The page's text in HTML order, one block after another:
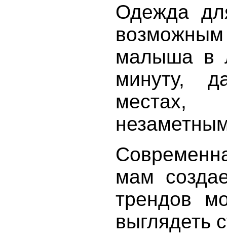
Одежда
малыша в
минуту,
местах,
мам
трендов
выглядеть